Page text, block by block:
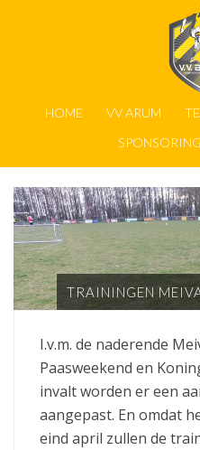
HOME VV ARUM
SPONSORING
TRAININGEN
I.v.m. de naderende
Paasweekend en
invalt worden er een
aangepast. En omdat
eind april zullen de